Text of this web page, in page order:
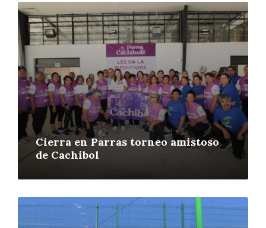
Cierra en Parras torneo amistoso
de Cachibol
More
More